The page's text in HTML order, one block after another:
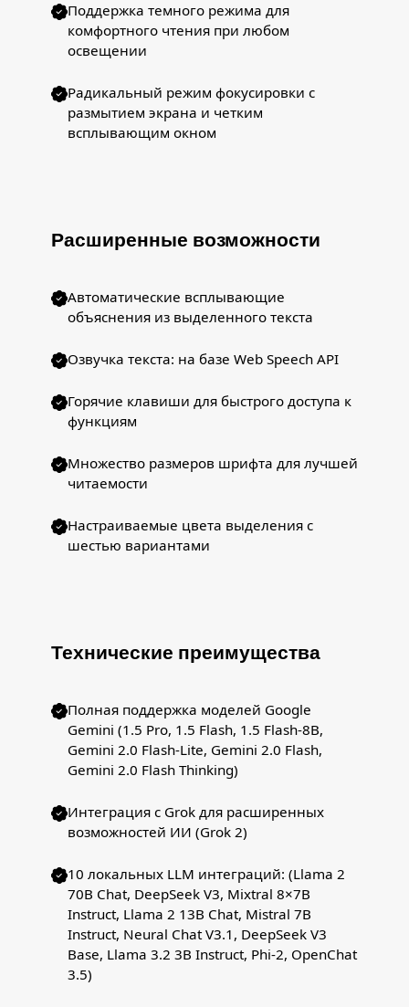
Поддержка темного режима для
комфортного чтения при любом
освещении
Радикальный режим фокусировки с
размытием экрана и четким
всплывающим окном
Расширенные возможности
Автоматические всплывающие
объяснения из выделенного текста
Озвучка текста: на базе Web Speech API
Горячие клавиши для быстрого доступа к
функциям
Множество размеров шрифта для лучшей
читаемости
Настраиваемые цвета выделения с
шестью вариантами
Технические преимущества
Полная поддержка моделей Google
Gemini (1.5 Pro, 1.5 Flash, 1.5 Flash-8B,
Gemini 2.0 Flash-Lite, Gemini 2.0 Flash,
Gemini 2.0 Flash Thinking)
Интеграция с Grok для расширенных
возможностей ИИ (Grok 2)
10 локальных LLM интеграций: (Llama 2
70B Chat, DeepSeek V3, Mixtral 8×7B
Instruct, Llama 2 13B Chat, Mistral 7B
Instruct, Neural Chat V3.1, DeepSeek V3
Base, Llama 3.2 3B Instruct, Phi-2, OpenChat
3.5)